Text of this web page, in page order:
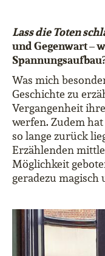
Lass die Toten
und Gegenwart –
Was mich
Geschichte zu
Vergangenheit
werfen. Zudem
so lange zurück
Erzählenden
Möglichkeit
geradezu